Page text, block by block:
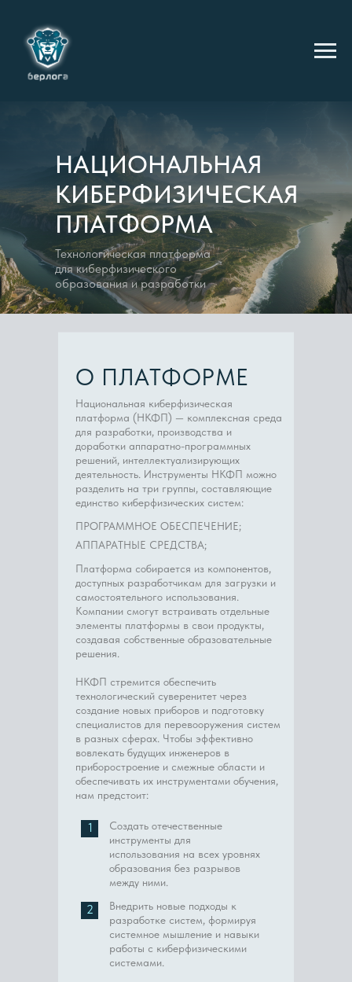
НАЦИОНАЛЬНАЯ
КИБЕРФИЗИЧЕСКАЯ
ПЛАТФОРМА
Технологическая платформа
для киберфизического
образования и разработки
О ПЛАТФОРМЕ
ПРОГРАММНОЕ ОБЕСПЕЧЕНИЕ;
Национальная киберфизическая
платформа (НКФП) — комплексная среда
для разработки, производства и
доработки аппаратно-программных
решений, интеллектуализирующих
деятельность. Инструменты НКФП можно
разделить на три группы, составляющие
единство киберфизических систем:
АППАРАТНЫЕ СРЕДСТВА;
Платформа собирается из компонентов,
доступных разработчикам для загрузки и
самостоятельного использования.
Компании смогут встраивать отдельные
элементы платформы в свои продукты,
создавая собственные образовательные
решения.
НКФП стремится обеспечить
технологический суверенитет через
создание новых приборов и подготовку
специалистов для перевооружения систем
в разных сферах. Чтобы эффективно
вовлекать будущих инженеров в
приборостроение и смежные области и
обеспечивать их инструментами обучения,
нам предстоит:
Создать отечественные
инструменты для
использования на всех уровнях
образования без разрывов
между ними.
1
Внедрить новые подходы к
разработке систем, формируя
системное мышление и навыки
работы с киберфизическими
системами.
2